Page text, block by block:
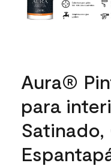
Aura®
para
Satinado,